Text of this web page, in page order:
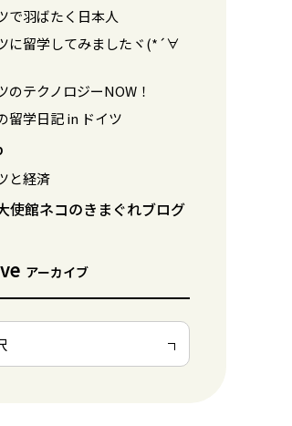
で羽ばたく日本人
に留学してみましたヾ(*´∀
のテクノロジーNOW！
留学日記 in ドイツ
と経済
使館ネコのきまぐれブログ
アーカイブ